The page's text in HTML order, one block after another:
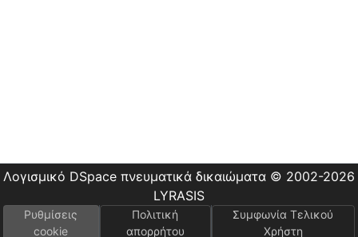
Λογισμικό DSpace πνευματικά δικαιώματα © 2002-2026
LYRASIS
Ρυθμίσεις
cookie
Πολιτική
απορρήτου
Συμφωνία Τελικού
Χρήστη